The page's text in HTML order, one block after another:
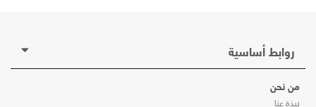
روابط أساسية
من نحن
نبذة عنا